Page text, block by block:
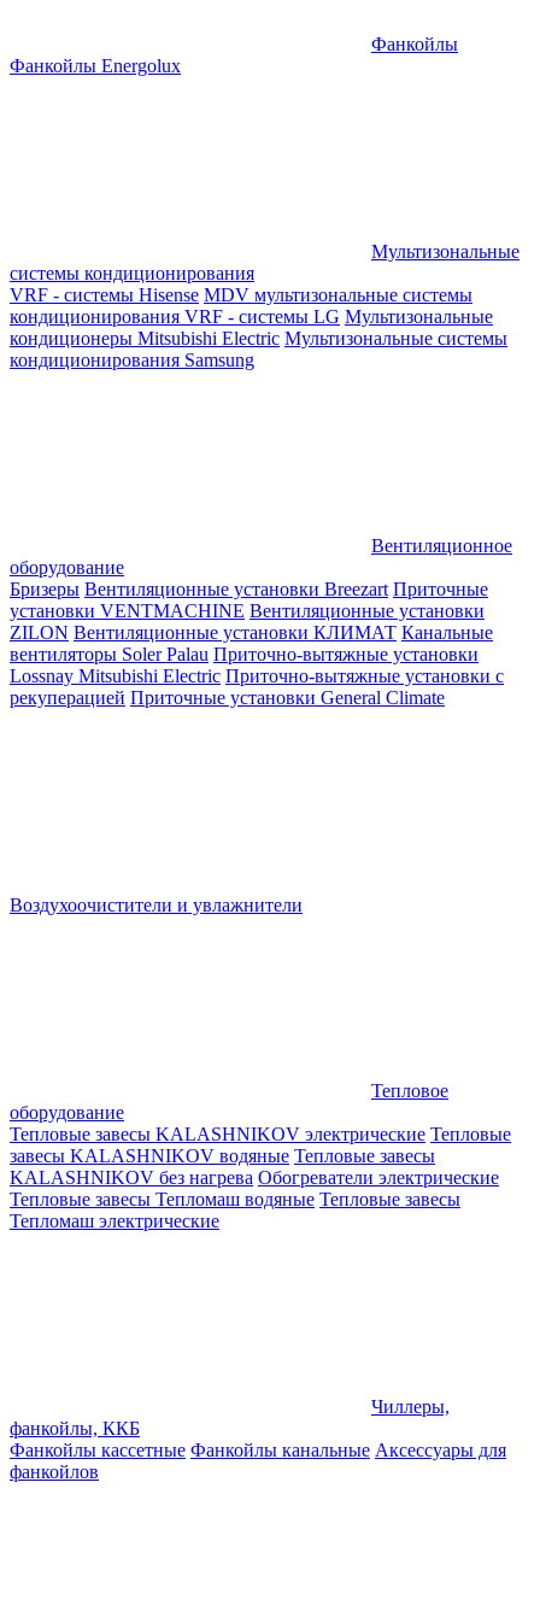
Фанкойлы
Фанкойлы Energolux
Мультизональные
системы кондиционирования
VRF - системы Hisense MDV мультизональные системы
кондиционирования VRF - системы LG Мультизональные
кондиционеры Mitsubishi Electric Мультизональные системы
кондиционирования Samsung
Вентиляционное
оборудование
Бризеры Вентиляционные установки Breezart Приточные
установки VENTMACHINE Вентиляционные установки
ZILON Вентиляционные установки КЛИМАТ Канальные
вентиляторы Soler Palau Приточно-вытяжные установки
Lossnay Mitsubishi Electric Приточно-вытяжные установки с
рекуперацией Приточные установки General Climate
Воздухоочистители и увлажнители
Тепловое
оборудование
Тепловые завесы KALASHNIKOV электрические Тепловые
завесы KALASHNIKOV водяные Тепловые завесы
KALASHNIKOV без нагрева Обогреватели электрические
Тепловые завесы Тепломаш водяные Тепловые завесы
Тепломаш электрические
Чиллеры,
фанкойлы, ККБ
Фанкойлы кассетные Фанкойлы канальные Аксессуары для
фанкойлов